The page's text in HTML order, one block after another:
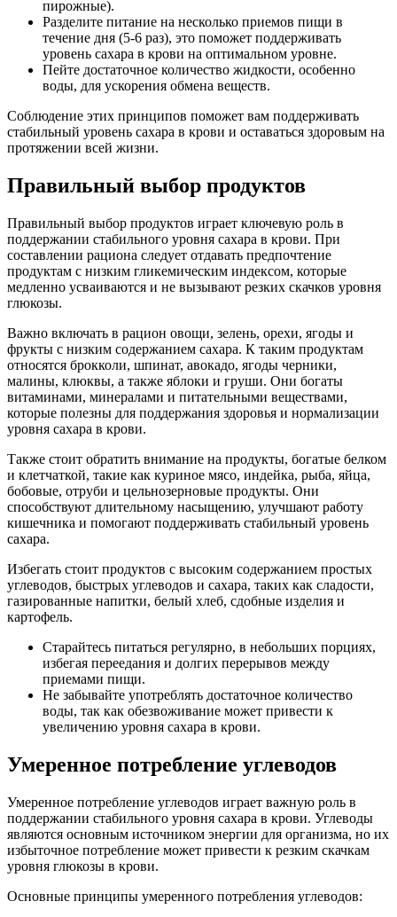
пирожные).
Разделите питание на несколько приемов пищи в
течение дня (5-6 раз), это поможет поддерживать
уровень сахара в крови на оптимальном уровне.
Пейте достаточное количество жидкости, особенно
воды, для ускорения обмена веществ.
Соблюдение этих принципов поможет вам поддерживать
стабильный уровень сахара в крови и оставаться здоровым на
протяжении всей жизни.
Правильный выбор продуктов
Правильный выбор продуктов играет ключевую роль в
поддержании стабильного уровня сахара в крови. При
составлении рациона следует отдавать предпочтение
продуктам с низким гликемическим индексом, которые
медленно усваиваются и не вызывают резких скачков уровня
глюкозы.
Важно включать в рацион овощи, зелень, орехи, ягоды и
фрукты с низким содержанием сахара. К таким продуктам
относятся брокколи, шпинат, авокадо, ягоды черники,
малины, клюквы, а также яблоки и груши. Они богаты
витаминами, минералами и питательными веществами,
которые полезны для поддержания здоровья и нормализации
уровня сахара в крови.
Также стоит обратить внимание на продукты, богатые белком
и клетчаткой, такие как куриное мясо, индейка, рыба, яйца,
бобовые, отруби и цельнозерновые продукты. Они
способствуют длительному насыщению, улучшают работу
кишечника и помогают поддерживать стабильный уровень
сахара.
Избегать стоит продуктов с высоким содержанием простых
углеводов, быстрых углеводов и сахара, таких как сладости,
газированные напитки, белый хлеб, сдобные изделия и
картофель.
Старайтесь питаться регулярно, в небольших порциях,
избегая переедания и долгих перерывов между
приемами пищи.
Не забывайте употреблять достаточное количество
воды, так как обезвоживание может привести к
увеличению уровня сахара в крови.
Умеренное потребление углеводов
Умеренное потребление углеводов играет важную роль в
поддержании стабильного уровня сахара в крови. Углеводы
являются основным источником энергии для организма, но их
избыточное потребление может привести к резким скачкам
уровня глюкозы в крови.
Основные принципы умеренного потребления углеводов: